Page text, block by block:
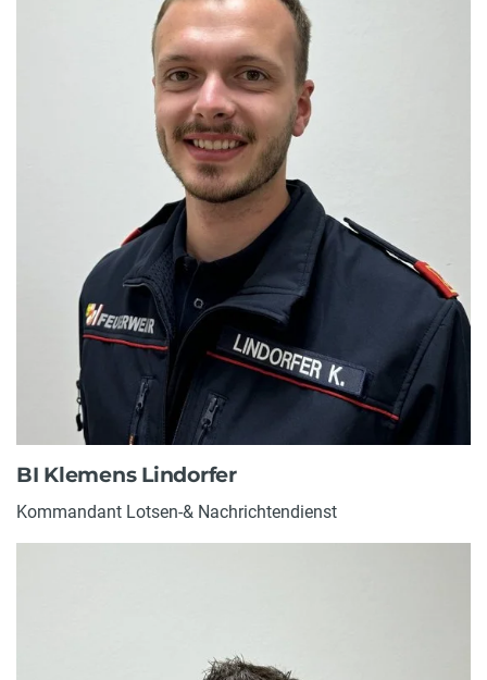
BI Klemens Lindorfer
Kommandant Lotsen-& Nachrichtendienst